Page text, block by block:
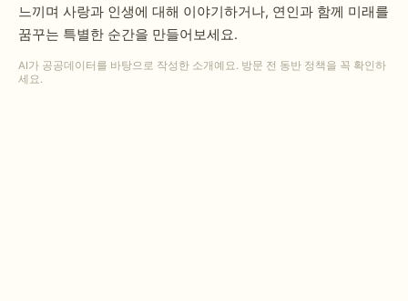
느끼며 사랑과 인생에 대해 이야기하거나, 연인과 함께 미래를
꿈꾸는 특별한 순간을 만들어보세요.
AI가 공공데이터를 바탕으로 작성한 소개예요. 방문 전 동반 정책을 꼭 확인하
세요.